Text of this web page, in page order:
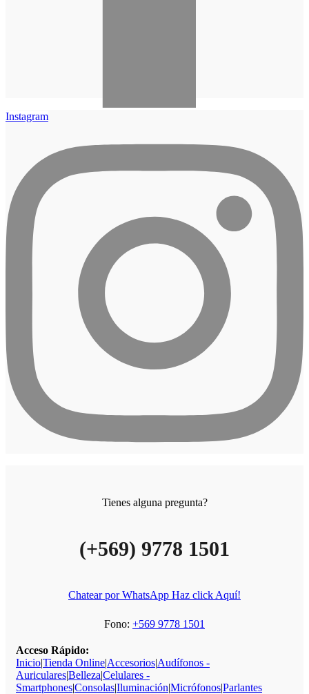
Instagram
Tienes alguna pregunta?
(+569) 9778 1501
Chatear por WhatsApp Haz click Aquí!
Fono: +569 9778 1501
Acceso Rápido:
Inicio|Tienda Online|Accesorios|Audífonos -
Auriculares|Belleza|Celulares -
Smartphones|Consolas|Iluminación|Micrófonos|Parlantes